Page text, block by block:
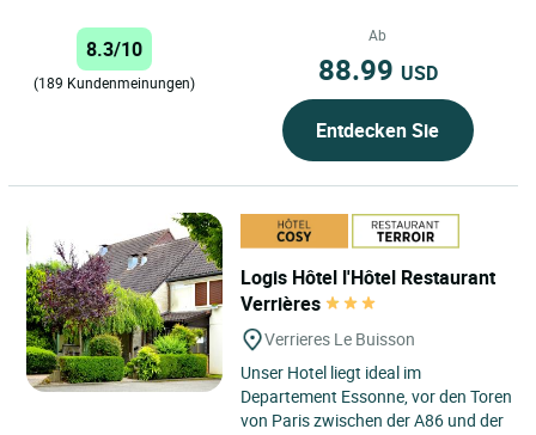
8.3/10
(189 Kundenmeinungen)
Ab
88.99 USD
Entdecken Sie
Logis Hôtel l'Hôtel Restaurant
Verrières
Verrieres Le Buisson
Unser Hotel liegt ideal im
Departement Essonne, vor den Toren
von Paris zwischen der A86 und der